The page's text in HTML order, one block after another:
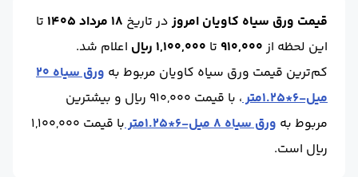
قیمت ورق سیاه کاویان امروزدر تاریخ 18 مرداد 1405
تا
این لحظه از910,000 تا 1,100,000 ریال
اعلام شد.
کم‌ترین قیمت ورق سیاه کاویان مربوط به
ورق سیاه 20
میل-6*1.25متر
، با قیمت 910,000 ریال و بیشترین
مربوط به ورق سیاه 8 میل-6*1.25متر
با قیمت 1,100,000
ریال است.